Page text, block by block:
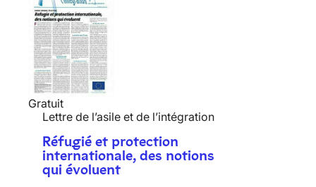
Gratuit
Lettre de l’asile et de l’intégration
Réfugié et protection
internationale, des notions
qui évoluent